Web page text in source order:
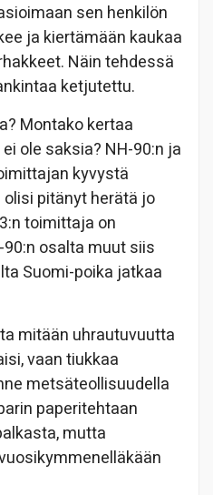
sen henkilön
ja kiertämään kaukaa
Näin tehdessä
ketjutettu.
Montako kertaa
ole saksia? NH-90:n ja
kyvystä
pitänyt herätä jo
toimittaja on
osalta muut siis
Suomi-poika jatkaa
mitään uhrautuvuutta
vaan tiukkaa
metsäteollisuudella
paperitehtaan
mutta